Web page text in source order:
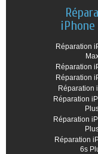
Réparation
Réparation
Réparation
Réparation
Réparation
Réparation
Réparation
6s